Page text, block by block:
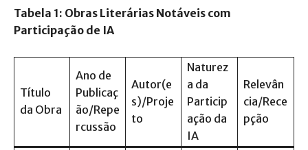
Tabela 1: Obras Literárias Notáveis com
Participação de IA
Título
da Obra
Ano de
Publicaç
ão/Repe
rcussão
Autor(e
s)/Proje
to
Naturez
a da
Particip
ação da
IA
Relevân
cia/Rece
pção